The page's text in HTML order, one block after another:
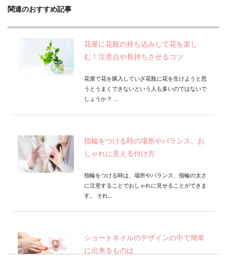
関連のおすすめ記事
花屋に花瓶の持ち込みして花を楽し
む！注意点や長持ちさせるコツ
花屋で花を購入していざ花瓶に花を生けようと思
うとうまくできないという人も多いのではないで
しょうか？ ...
指輪をつける時の場所やバランス、お
しゃれに見える付け方
指輪をつける時は、場所やバランス、指輪の太さ
に注意することでおしゃれに見せることができま
す。 それ...
ショートネイルのデザインの中で簡単
に出来るものは